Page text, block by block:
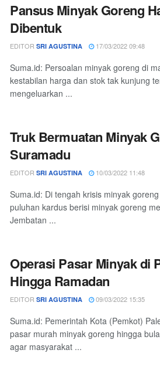
Pansus Minyak Goreng
Dibentuk
EDITOR SRI AGUSTINA 17/03/2022 09:48
Suma.id: Persoalan minyak goreng di
kestabilan harga dan stok tak kunjung
mengeluarkan ...
Truk Bermuatan Minyak
Suramadu
EDITOR SRI AGUSTINA 10/03/2022 11:48
Suma.id: Di tengah krisis minyak
puluhan kardus berisi minyak goreng
Jembatan ...
Operasi Pasar Minyak di
Hingga Ramadan
EDITOR SRI AGUSTINA 09/03/2022 15:35
Suma.id: Pemerintah Kota (Pemkot)
pasar murah minyak goreng hingga
agar masyarakat ...